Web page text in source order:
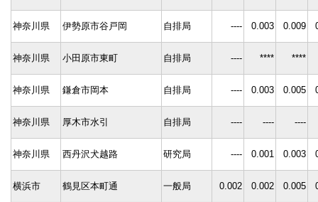
神奈川県 伊勢原市谷戸岡 自排局 ---- 0.003 0.009
神奈川県 小田原市東町 自排局 ---- **** ****
神奈川県 鎌倉市岡本 自排局 ---- 0.003 0.005
神奈川県 厚木市水引 自排局 ---- ---- ----
神奈川県 西丹沢犬越路 研究局 ---- 0.001 0.003
横浜市 鶴見区本町通 一般局 0.002 0.002 0.005